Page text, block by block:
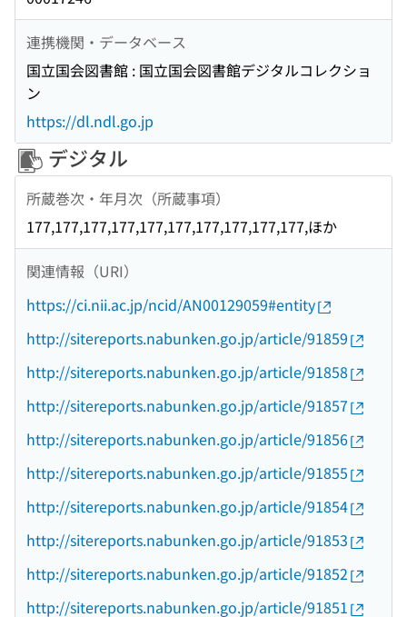
連携機関・データベース
国立国会図書館 : 国立国会図書館デジタルコレクショ
ン
https://dl.ndl.go.jp
デジタル
所蔵巻次・年月次（所蔵事項）
177,177,177,177,177,177,177,177,177,177,ほか
関連情報（URI）
https://ci.nii.ac.jp/ncid/AN00129059#entity
http://sitereports.nabunken.go.jp/article/91859
http://sitereports.nabunken.go.jp/article/91858
http://sitereports.nabunken.go.jp/article/91857
http://sitereports.nabunken.go.jp/article/91856
http://sitereports.nabunken.go.jp/article/91855
http://sitereports.nabunken.go.jp/article/91854
http://sitereports.nabunken.go.jp/article/91853
http://sitereports.nabunken.go.jp/article/91852
http://sitereports.nabunken.go.jp/article/91851